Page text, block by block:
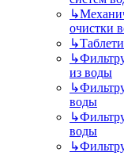
↳
очистки
↳
↳
из воды
↳
воды
↳
воды
↳